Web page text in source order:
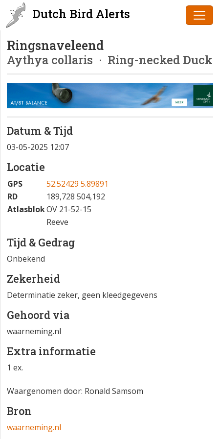
Dutch Bird Alerts
Ringsnaveleend
Aythya collaris · Ring-necked Duck
Datum & Tijd
03-05-2025 12:07
Locatie
GPS
52.52429 5.89891
RD
189,728 504,192
AtlasblokOV 21-52-15
Reeve
Tijd & Gedrag
Onbekend
Zekerheid
Determinatie zeker, geen kleedgegevens
Gehoord via
waarneming.nl
Extra informatie
1 ex.
Waargenomen door: Ronald Samsom
Bron
waarneming.nl